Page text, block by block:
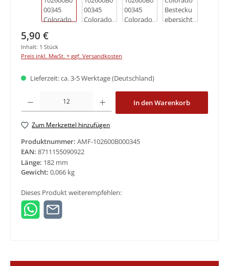
Regulärer Preis:
5,90 €
Inhalt: 1 Stück
Preis inkl. MwSt. + ggf. Versandkosten
Lieferzeit: ca. 3-5 Werktage (Deutschland)
Produkt Anzahl: Gib den gewünschten Wert ein oder benutze die
In den Warenkorb
Zum Merkzettel hinzufügen
Produktnummer: AMF-102600B000345
EAN: 8711155090922
Länge: 182 mm
Gewicht: 0,066 kg
Dieses Produkt weiterempfehlen: